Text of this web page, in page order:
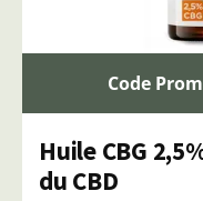
Code
Huile CBG
du CBD